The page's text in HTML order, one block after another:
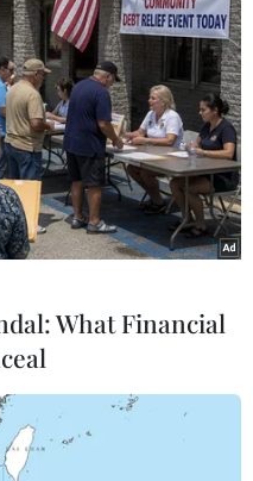
Nhật Bản
Việt Nam trở về từ
(Hàn Quốc) để theo
Đà Nẵng cách ly 80
bay VJ871.
What Financial